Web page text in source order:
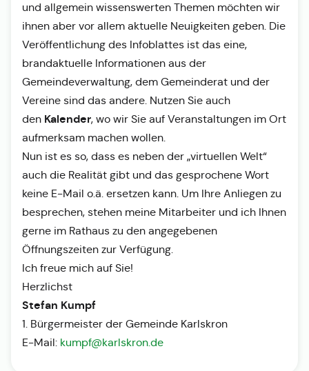
und allgemein wissenswerten Themen möchten wir
ihnen aber vor allem aktuelle Neuigkeiten geben. Die
Veröffentlichung des Infoblattes ist das eine,
brandaktuelle Informationen aus der
Gemeindeverwaltung, dem Gemeinderat und der
Vereine sind das andere. Nutzen Sie auch
den Kalender, wo wir Sie auf Veranstaltungen im Ort
aufmerksam machen wollen.
Nun ist es so, dass es neben der „virtuellen Welt“
auch die Realität gibt und das gesprochene Wort
keine E-Mail o.ä. ersetzen kann. Um Ihre Anliegen zu
besprechen, stehen meine Mitarbeiter und ich Ihnen
gerne im Rathaus zu den angegebenen
Öffnungszeiten zur Verfügung.
Ich freue mich auf Sie!
Herzlichst
Stefan Kumpf
1. Bürgermeister der Gemeinde Karlskron
E-Mail: kumpf@karlskron.de